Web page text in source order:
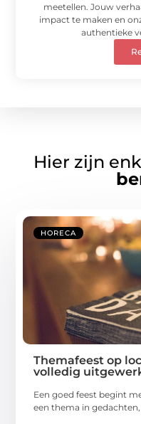
meetellen. Jouw
impact te maken en
authentieke
Hier zijn
HORECA
Themafeest op
volledig
Een goed feest begint
een thema in gedachten,